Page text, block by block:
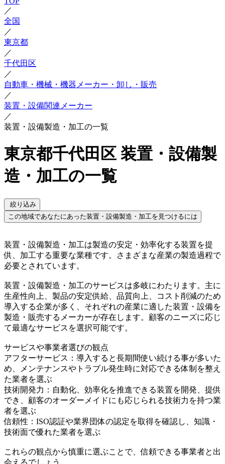
／
全国
／
東京都
／
千代田区
／
自動車・機械・機器メーカー・卸し・販売
／
装置・設備関連メーカー
／
装置・設備製造・加工の一覧
東京都千代田区 装置・設備製
造・加工の一覧
絞り込み
この地域であなたにあった装置・設備製造・加工を見つけるには
装置・設備製造・加工は製造の安定・効率化する装置を提
供、加工する重要な業種です。さまざまな産業の製造過程で
必要とされています。
装置・設備製造・加工のサービスは多岐にわたります。主に
生産性向上、製品の安定供給、品質向上、コスト削減のため
導入する企業が多く、それぞれの産業に適した装置・設備を
製造・販売するメーカーが存在します。顧客のニーズに応じ
て最適なサービスを選択可能です。
サービスや事業者選びの観点
アフターサービス：導入すると長期間使い続ける事が多いた
め、メンテナンスやトラブル発生時に対応できる体制を整え
た業者を選ぶ
技術開発力：自動化、効率化を推進できる装置を開発、提供
でき、顧客のオーダーメイドにも応じられる技術力を持つ業
者を選ぶ
信頼性：ISO認証や業界団体の認定を取得を確認し、知識・
技術面で優れた業者を選ぶ
これらの観点から慎重に選ぶことで、信頼できる事業者と出
会えるでしょう。